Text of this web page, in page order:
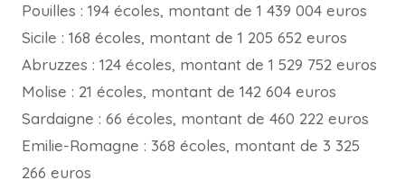
Pouilles : 194 écoles, montant de 1 439 004 euros
Sicile : 168 écoles, montant de 1 205 652 euros
Abruzzes : 124 écoles, montant de 1 529 752 euros
Molise : 21 écoles, montant de 142 604 euros
Sardaigne : 66 écoles, montant de 460 222 euros
Emilie-Romagne : 368 écoles, montant de 3 325
266 euros